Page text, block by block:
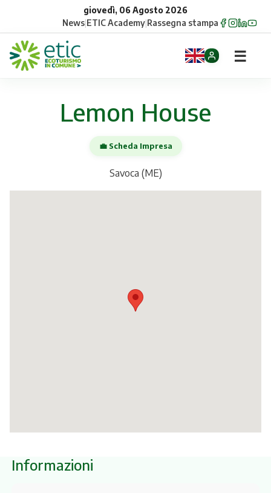
giovedì, 06 Agosto 2026
News|ETIC Academy|Rassegna stampa
Opportunità
☰
Lemon House
💼 Scheda Impresa
Savoca (ME)
Informazioni